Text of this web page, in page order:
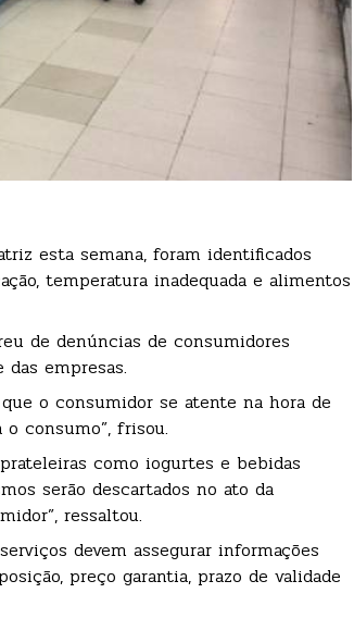
esta semana, foram identificados
temperatura inadequada e alimentos
de denúncias de consumidores
empresas.
o consumidor se atente na hora de
consumo”, frisou.
como iogurtes e bebidas
serão descartados no ato da
ressaltou.
devem assegurar informações
preço garantia, prazo de validade